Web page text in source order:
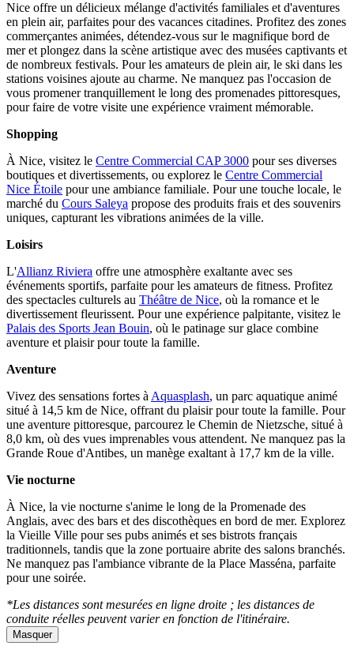
Nice offre un délicieux mélange d'activités familiales et d'aventures
en plein air, parfaites pour des vacances citadines. Profitez des zones
commerçantes animées, détendez-vous sur le magnifique bord de
mer et plongez dans la scène artistique avec des musées captivants et
de nombreux festivals. Pour les amateurs de plein air, le ski dans les
stations voisines ajoute au charme. Ne manquez pas l'occasion de
vous promener tranquillement le long des promenades pittoresques,
pour faire de votre visite une expérience vraiment mémorable.
Shopping
À Nice, visitez le Centre Commercial CAP 3000 pour ses diverses
boutiques et divertissements, ou explorez le Centre Commercial
Nice Étoile pour une ambiance familiale. Pour une touche locale, le
marché du Cours Saleya propose des produits frais et des souvenirs
uniques, capturant les vibrations animées de la ville.
Loisirs
L'Allianz Riviera offre une atmosphère exaltante avec ses
événements sportifs, parfaite pour les amateurs de fitness. Profitez
des spectacles culturels au Théâtre de Nice, où la romance et le
divertissement fleurissent. Pour une expérience palpitante, visitez le
Palais des Sports Jean Bouin, où le patinage sur glace combine
aventure et plaisir pour toute la famille.
Aventure
Vivez des sensations fortes àAquasplash, un parc aquatique animé
situé à 14,5 km de Nice, offrant du plaisir pour toute la famille. Pour
une aventure pittoresque, parcourez le Chemin de Nietzsche, situé à
8,0 km, où des vues imprenables vous attendent. Ne manquez pas la
Grande Roue d'Antibes, un manège exaltant à 17,7 km de la ville.
Vie nocturne
À Nice, la vie nocturne s'anime le long de la Promenade des
Anglais, avec des bars et des discothèques en bord de mer. Explorez
la Vieille Ville pour ses pubs animés et ses bistrots français
traditionnels, tandis que la zone portuaire abrite des salons branchés.
Ne manquez pas l'ambiance vibrante de la Place Masséna, parfaite
pour une soirée.
*Les distances sont mesurées en ligne droite ; les distances de
conduite réelles peuvent varier en fonction de l'itinéraire.
Masquer